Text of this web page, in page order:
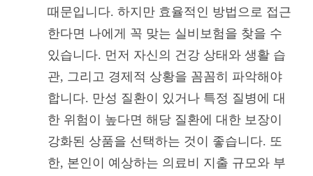
때문입니다. 하지만 효율적인 방법으로 접근
한다면 나에게 꼭 맞는 실비보험을 찾을 수
있습니다. 먼저 자신의 건강 상태와 생활 습
관, 그리고 경제적 상황을 꼼꼼히 파악해야
합니다. 만성 질환이 있거나 특정 질병에 대
한 위험이 높다면 해당 질환에 대한 보장이
강화된 상품을 선택하는 것이 좋습니다. 또
한, 본인이 예상하는 의료비 지출 규모와 부